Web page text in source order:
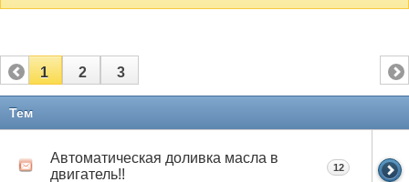
1 2 3
Тем
Автоматическая доливка масла в
двигатель!!
12